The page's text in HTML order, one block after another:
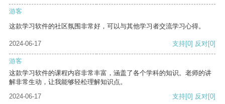
游客
这款学习软件的社区氛围非常好，可以与其他学习者交流学习心得。
2024-06-17 支持[0] 反对[0]
游客
这款学习软件的课程内容非常丰富，涵盖了各个学科的知识。老师的讲
解非常生动，让我能够轻松理解知识点。
2024-06-17
支持[0] 反对[0]